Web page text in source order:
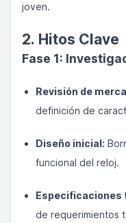
joven.
2. Hitos Clave
Fase 1:
Revisión de
definición de
Diseño inicial:
funcional del reloj.
Especificaciones
de requerimientos